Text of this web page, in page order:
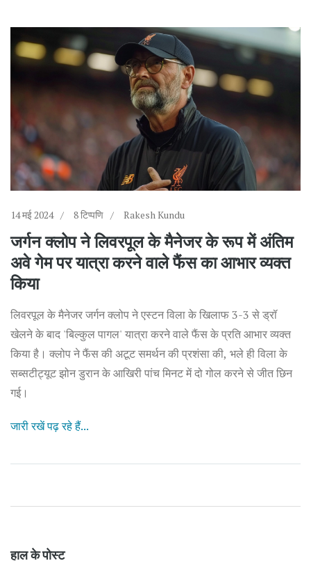
14 मई 2024 8 टिप्पणि Rakesh Kundu
जर्गन क्लोप ने लिवरपूल के मैनेजर के रूप में अंतिम
अवे गेम पर यात्रा करने वाले फैंस का आभार व्यक्त
किया
लिवरपूल के मैनेजर जर्गन क्लोप ने एस्टन विला के खिलाफ 3-3 से ड्रॉ
खेलने के बाद 'बिल्कुल पागल' यात्रा करने वाले फैंस के प्रति आभार व्यक्त
किया है। क्लोप ने फैंस की अटूट समर्थन की प्रशंसा की, भले ही विला के
सब्सटीट्यूट झोन डुरान के आखिरी पांच मिनट में दो गोल करने से जीत छिन
गई।
जारी रखें पढ़ रहे हैं...
हाल के पोस्ट